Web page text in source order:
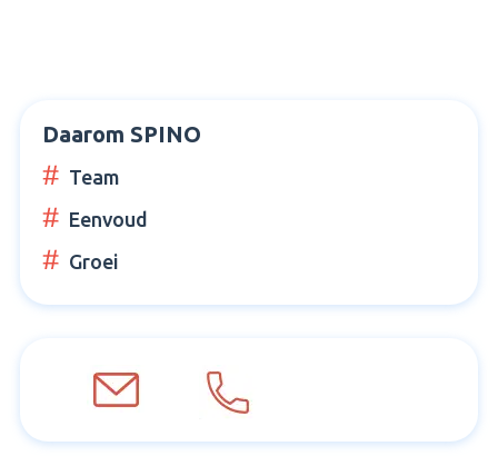
Daarom SPINO
Team
Eenvoud
Groei